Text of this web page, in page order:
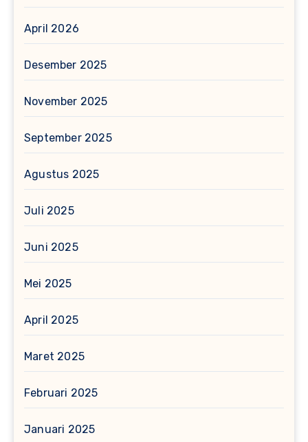
April 2026
Desember 2025
November 2025
September 2025
Agustus 2025
Juli 2025
Juni 2025
Mei 2025
April 2025
Maret 2025
Februari 2025
Januari 2025